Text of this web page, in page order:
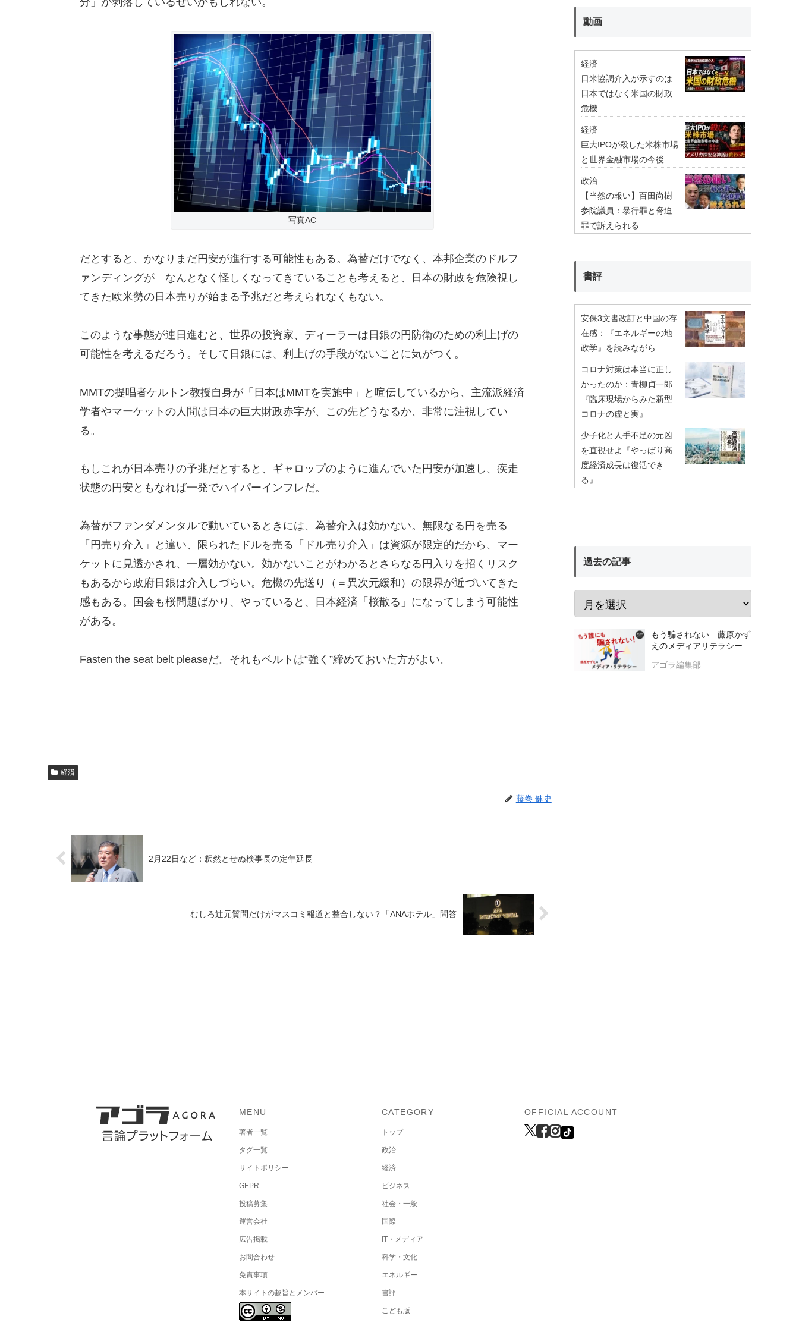
写真AC
だとすると、かなりまだ円安が進行する可能性もある。為替だけでなく、本邦企業のドルフ
ァンディングが なんとなく怪しくなってきていることも考えると、日本の財政を危険視し
てきた欧米勢の日本売りが始まる予兆だと考えられなくもない。
このような事態が連日進むと、世界の投資家、ディーラーは日銀の円防衛のための利上げの
可能性を考えるだろう。そして日銀には、利上げの手段がないことに気がつく。
MMTの提唱者ケルトン教授自身が「日本はMMTを実施中」と喧伝しているから、主流派経済
学者やマーケットの人間は日本の巨大財政赤字が、この先どうなるか、非常に注視してい
る。
もしこれが日本売りの予兆だとすると、ギャロップのように進んでいた円安が加速し、疾走
状態の円安ともなれば一発でハイパーインフレだ。
為替がファンダメンタルで動いているときには、為替介入は効かない。無限なる円を売る
「円売り介入」と違い、限られたドルを売る「ドル売り介入」は資源が限定的だから、マー
ケットに見透かされ、一層効かない。効かないことがわかるとさらなる円入りを招くリスク
もあるから政府日銀は介入しづらい。危機の先送り（＝異次元緩和）の限界が近づいてきた
感もある。国会も桜問題ばかり、やっていると、日本経済「桜散る」になってしまう可能性
がある。
Fasten the seat belt pleaseだ。それもベルトは“強く”締めておいた方がよい。
経済
藤巻 健史
2月22日など：釈然とせぬ検事長の定年延長
むしろ辻元質問だけがマスコミ報道と整合しない？「ANAホテル」問答
動画
経済
日米協調介入が示すのは
日本ではなく米国の財政
危機
経済
巨大IPOが殺した米株市場
と世界金融市場の今後
政治
【当然の報い】百田尚樹
参院議員：暴行罪と脅迫
罪で訴えられる
書評
安保3文書改訂と中国の存
在感：『エネルギーの地
政学』を読みながら
コロナ対策は本当に正し
かったのか：青柳貞一郎
『臨床現場からみた新型
コロナの虚と実』
少子化と人手不足の元凶
を直視せよ『やっぱり高
度経済成長は復活でき
る』
過去の記事
もう騙されない 藤原かず
えのメディアリテラシー
アゴラ編集部
MENU
著者一覧
タグ一覧
サイトポリシー
GEPR
投稿募集
運営会社
広告掲載
お問合わせ
免責事項
本サイトの趣旨とメンバー
CATEGORY
トップ
政治
経済
ビジネス
社会・一般
国際
IT・メディア
科学・文化
エネルギー
書評
こども版
OFFICIAL ACCOUNT